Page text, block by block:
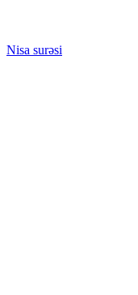
Nisa surəsi